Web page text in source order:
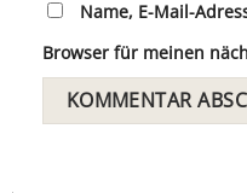
Name, E-Mail-
Browser für meinen